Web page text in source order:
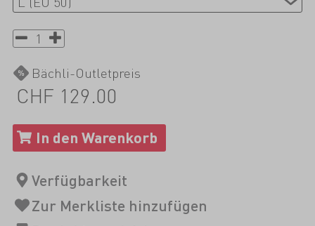
Bächli-Outletpreis
CHF 129.00